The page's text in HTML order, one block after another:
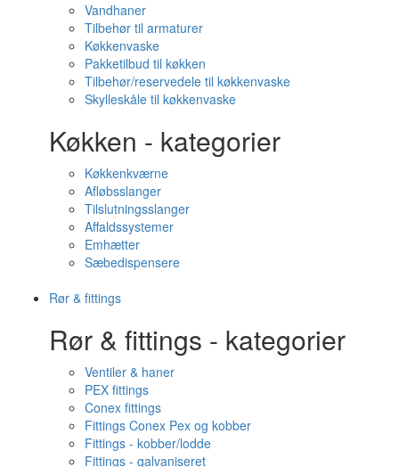
Vandhaner
Tilbehør til armaturer
Køkkenvaske
Pakketilbud til køkken
Tilbehør/reservedele til køkkenvaske
Skylleskåle til køkkenvaske
Køkken - kategorier
Køkkenkværne
Afløbsslanger
Tilslutningsslanger
Affaldssystemer
Emhætter
Sæbedispensere
Rør & fittings
Rør & fittings - kategorier
Ventiler & haner
PEX fittings
Conex fittings
Fittings Conex Pex og kobber
Fittings - kobber/lodde
Fittings - galvaniseret